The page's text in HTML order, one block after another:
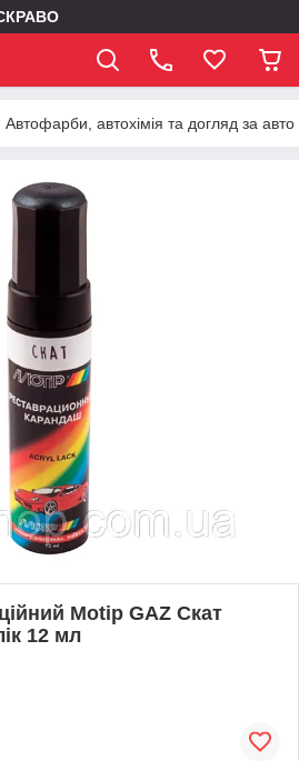
Автофарби, автохімія та догляд за авто
Motip GAZ Скат
12 мл